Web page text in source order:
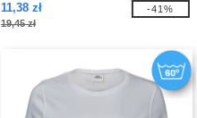
11,38 zł
19,45 zł
-41%